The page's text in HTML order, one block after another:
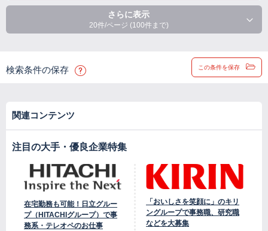
さらに表示
20件/ページ (100件まで)
検索条件の保存 この条件を保存
関連コンテンツ
注目の大手・優良企業特集
在宅勤務も可能！日立グルー
プ（HITACHIグループ）で事
務系・テレオペのお仕事
「おいしさを笑顔に」のキリ
ングループで事務職、研究職
などを大募集